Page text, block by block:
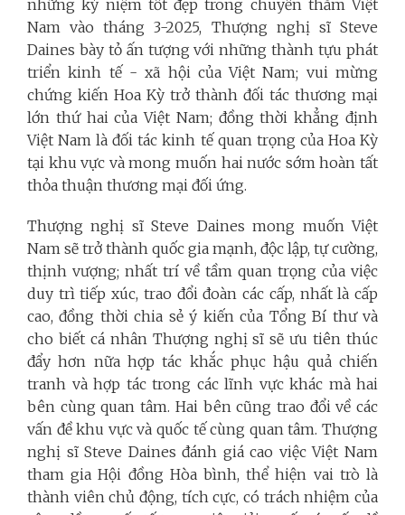
những kỷ niệm tốt đẹp trong chuyến thăm Việt
Nam vào tháng 3-2025, Thượng nghị sĩ Steve
Daines bày tỏ ấn tượng với những thành tựu phát
triển kinh tế - xã hội của Việt Nam; vui mừng
chứng kiến Hoa Kỳ trở thành đối tác thương mại
lớn thứ hai của Việt Nam; đồng thời khẳng định
Việt Nam là đối tác kinh tế quan trọng của Hoa Kỳ
tại khu vực và mong muốn hai nước sớm hoàn tất
thỏa thuận thương mại đối ứng.
Thượng nghị sĩ Steve Daines mong muốn Việt
Nam sẽ trở thành quốc gia mạnh, độc lập, tự cường,
thịnh vượng; nhất trí về tầm quan trọng của việc
duy trì tiếp xúc, trao đổi đoàn các cấp, nhất là cấp
cao, đồng thời chia sẻ ý kiến của Tổng Bí thư và
cho biết cá nhân Thượng nghị sĩ sẽ ưu tiên thúc
đẩy hơn nữa hợp tác khắc phục hậu quả chiến
tranh và hợp tác trong các lĩnh vực khác mà hai
bên cùng quan tâm. Hai bên cũng trao đổi về các
vấn đề khu vực và quốc tế cùng quan tâm. Thượng
nghị sĩ Steve Daines đánh giá cao việc Việt Nam
tham gia Hội đồng Hòa bình, thể hiện vai trò là
thành viên chủ động, tích cực, có trách nhiệm của